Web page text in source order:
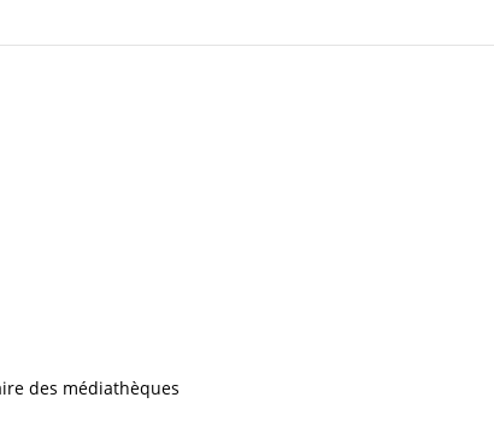
des médiathèques